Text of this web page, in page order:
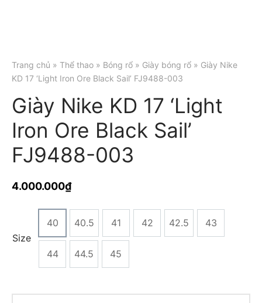
Trang chủ » Thể thao » Bóng rổ » Giày bóng rổ » Giày Nike
KD 17 ‘Light Iron Ore Black Sail’ FJ9488-003
Giày Nike KD 17 ‘Light
Iron Ore Black Sail’
FJ9488-003
4.000.000₫
Size
40 40.5 41 42 42.5 43
44 44.5 45